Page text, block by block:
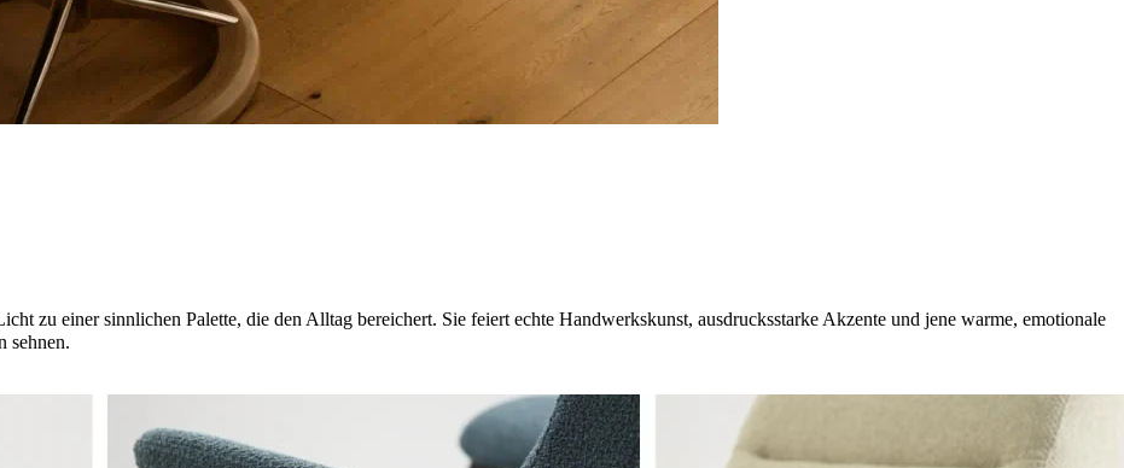
zu einer sinnlichen Palette, die den Alltag bereichert. Sie feiert echte Handwerkskunst, ausdrucksstarke Akzente und jene warme, emotionale
sehnen.